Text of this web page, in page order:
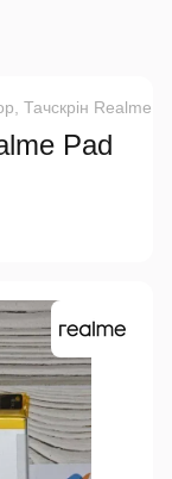
Тачскрін Realme
Pad